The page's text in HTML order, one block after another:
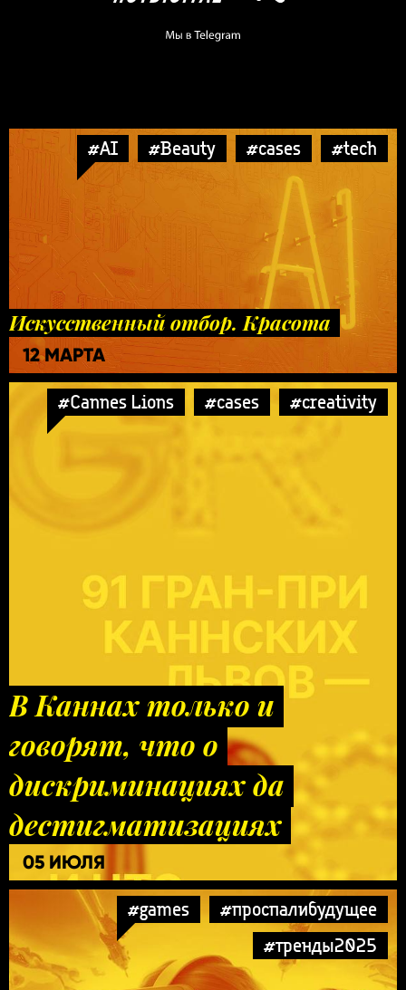
#AI #Beauty #cases #tech
Искусственный отбор. Красота
12 МАРТА
#Cannes Lions #cases #creativity
В Каннах только и
говорят, что о
дискриминациях да
дестигматизациях
05 ИЮЛЯ
#games
#проспалибудущее
#тренды2025